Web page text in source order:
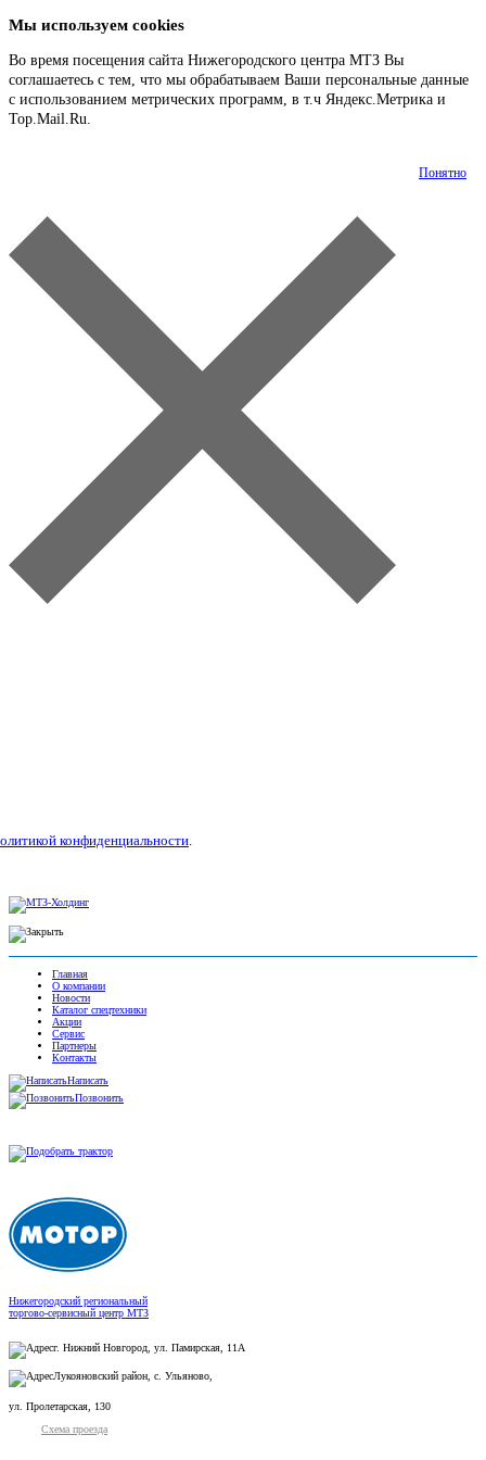
Мы используем cookies
Во время посещения сайта Нижегородского центра МТЗ Вы
соглашаетесь с тем, что мы обрабатываем Ваши персональные данные
с использованием метрических программ, в т.ч Яндекс.Метрика и
Top.Mail.Ru.
Понятно
конфиденциальности.
Главная
О компании
Новости
Каталог спецтехники
Акции
Сервис
Партнеры
Контакты
Написать
Позвонить
Нижегородский региональный
торгово-сервисный центр МТЗ
г. Нижний Новгород, ул. Памирская, 11А
Лукояновский район, с. Ульяново,
ул. Пролетарская, 130
Схема проезда